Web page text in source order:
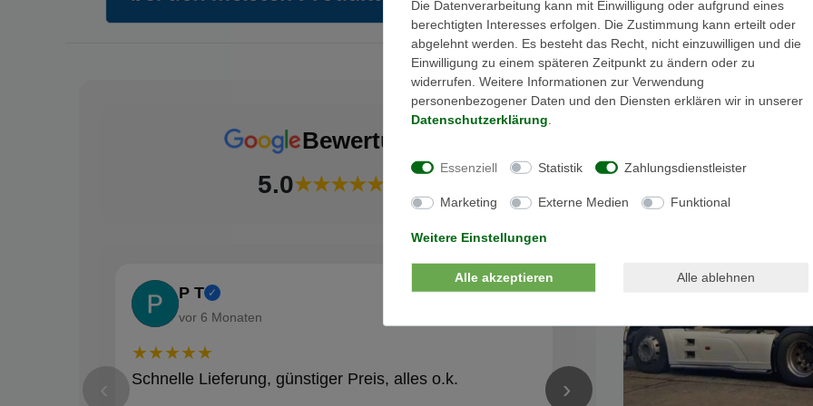
Bewertungen
5.0★★★★★
P T ✓
vor 6 Monaten
★★★★★
Schnelle Lieferung, günstiger Preis, alles o.k.
★★★★★
Alles Bestens! Gerne wieder
›
Die Datenverarbeitung kann mit Einwilligung oder aufgrund eines
berechtigten Interesses erfolgen. Die Zustimmung kann erteilt oder
abgelehnt werden. Es besteht das Recht, nicht einzuwilligen und die
Einwilligung zu einem späteren Zeitpunkt zu ändern oder zu
widerrufen. Weitere Informationen zur Verwendung
personenbezogener Daten und den Diensten erklären wir in unserer
Daten­schutz­erklärung
Essenziell Statistik Zahlungsdienstleister
Marketing Externe Medien Funktional
Weitere Einstellungen
Alle akzeptieren Alle ablehnen